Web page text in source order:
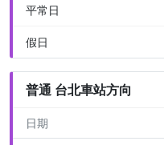
平常日
假日
普通 台北車站方向
日期